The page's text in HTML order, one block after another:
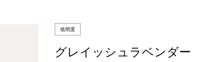
低明度
グレイッシュラベンダー